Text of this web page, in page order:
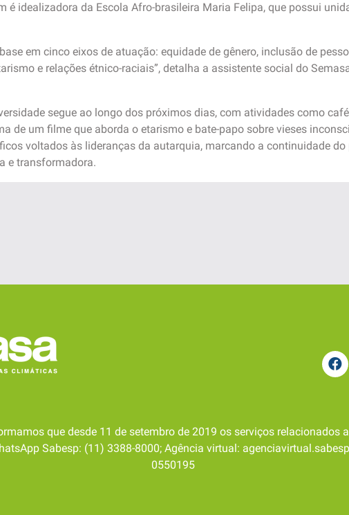
é idealizadora da Escola Afro-brasileira Maria Felipa, que possui
em cinco eixos de atuação: equidade de gênero, inclusão de
e relações étnico-raciais”, detalha a assistente social do
segue ao longo dos próximos dias, com atividades como
de um filme que aborda o etarismo e bate-papo sobre vieses
voltados às lideranças da autarquia, marcando a continuidade
e transformadora.
que desde 11 de setembro de 2019 os serviços relacionados
Sabesp: (11) 3388-8000; Agência virtual:
0550195